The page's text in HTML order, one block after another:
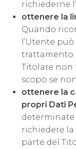
richiederne
ottenere la
Quando
l’Utente
trattamento
Titolare non
scopo se
ottenere la
propri Dati
determinate
richiedere
parte del